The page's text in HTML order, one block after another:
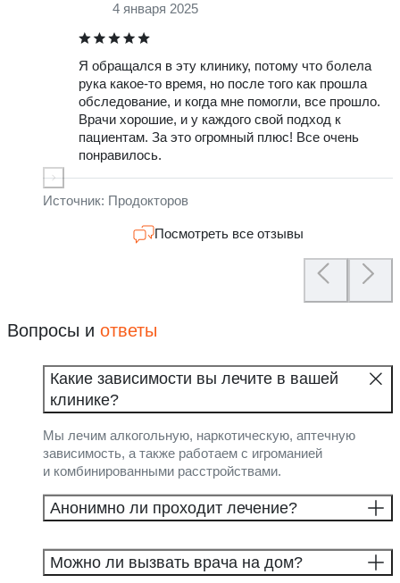
4 января 2025
Я обращался в эту клинику, потому что болела
рука какое-то время, но после того как прошла
обследование, и когда мне помогли, все прошло.
Врачи хорошие, и у каждого свой подход к
пациентам. За это огромный плюс! Все очень
понравилось.
Источник: Продокторов
Посмотреть все отзывы
Вопросы и ответы
Какие зависимости вы лечите в вашей
клинике?
Мы лечим алкогольную, наркотическую, аптечную
зависимость, а также работаем с игроманией
и комбинированными расстройствами.
Анонимно ли проходит лечение?
Можно ли вызвать врача на дом?